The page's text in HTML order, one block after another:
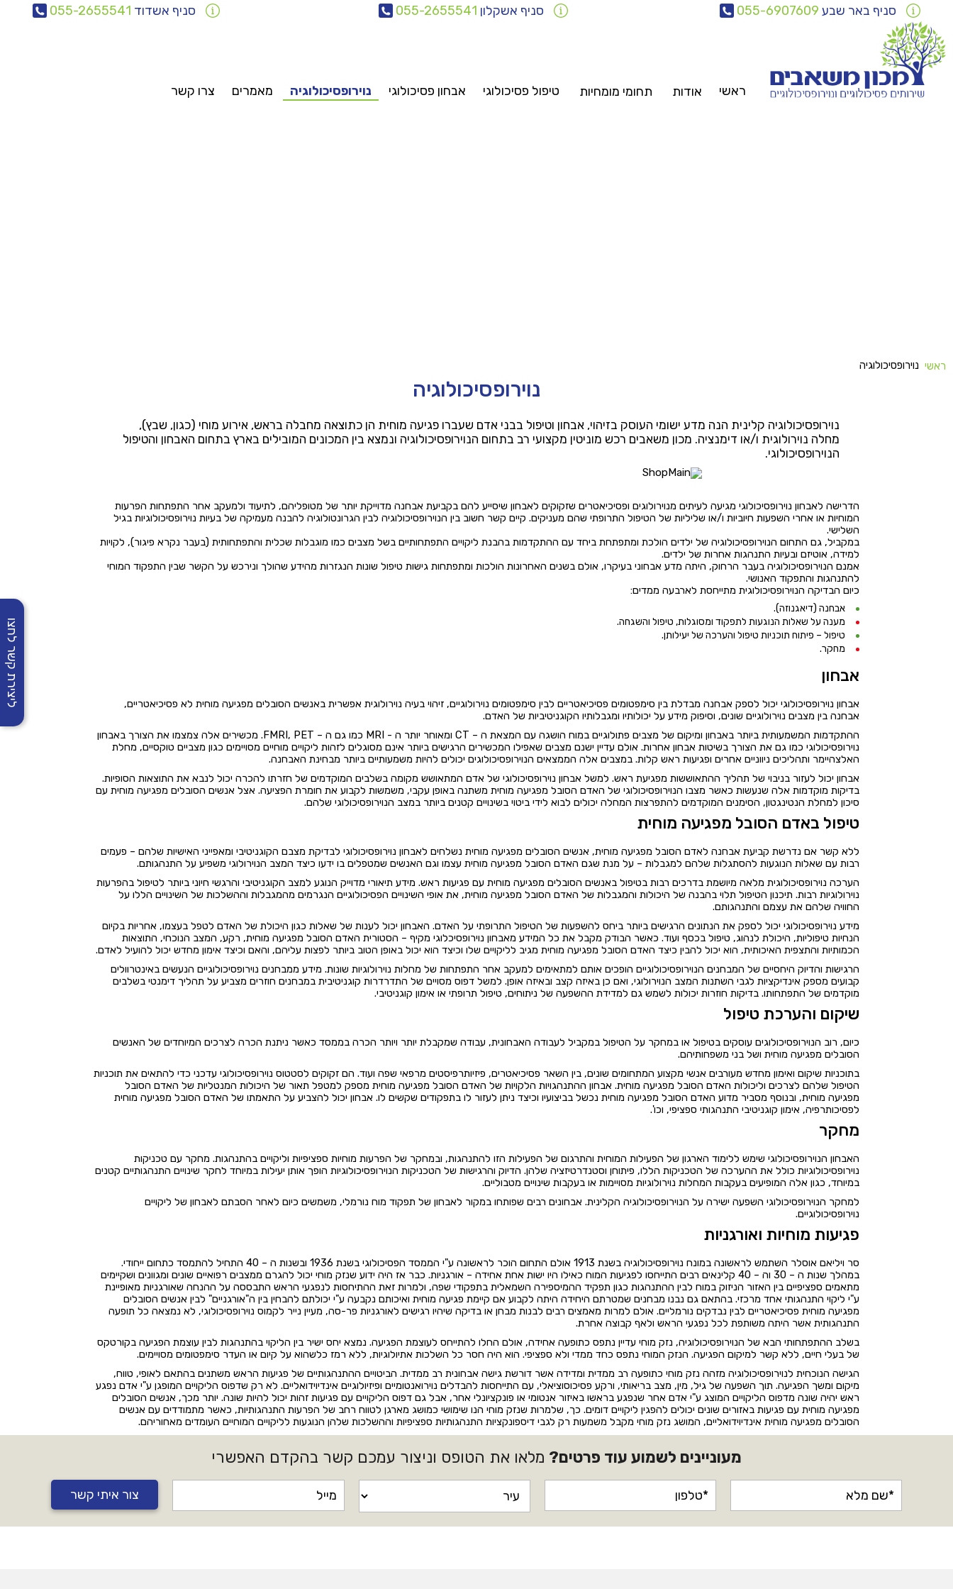
סניף באר שבע 055-6907609 סניף אשקלון 055-2655541 סניף אשדוד 055-2655541
ראשי אודות תחומי מומחיות טיפול פסיכולוגי אבחון פסיכולוגי נוירופסיכולוגיה מאמרים צרו קשר
ראשי נוירופסיכולוגיה
נוירופסיכולוגיה
נוירופסיכולוגיה קלינית הנה מדע ישומי העוסק בזיהוי, אבחון וטיפול בבני אדם שעברו פגיעה מוחית הן כתוצאה מחבלה בראש, אירוע מוחי (כגון, שבץ),
מחלה נוירולוגית ו/או דימנציה. מכון משאבים רכש מוניטין מקצועי רב בתחום הנוירופסיכולוגיה ונמצא בין המכונים המובילים בארץ בתחום האבחון והטיפול
הנוירופסיכולוגי.
הדרישה לאבחון נוירופסיכולוגי מגיעה לעיתים מנוירולוגים ופסיכיאטרים שזקוקים לאבחון שיסייע להם בקביעת אבחנה מדוייקת יותר של מטופליהם, לתיעוד ולמעקב אחר התפתחות הפרעות
המוחיות או אחרי השפעות חיוביות ו/או שליליות של הטיפול התרופתי שהם מעניקים. קיים קשר חשוב בין הנוירופסיכולוגיה לבין הגרונטולוגיה להבנה מעמיקה של בעיות נוירופסיכולוגיות בגיל
השלישי.
במקביל, גם התחום הנוירופסיכולוגיה של ילדים הולכת ומתפתחת ביחד עם ההתקדמות בהבנת ליקויים התפתחותיים בשל מצבים כמו מוגבלות שכלית והתפתחותית (בעבר נקרא פיגור), לקויות
למידה, אוטיזם ובעיות התנהגות אחרות של ילדים.
אמנם הנוירופסיכולוגיה בעבר הרחוק, היתה מדע אבחוני בעיקרו, אולם בשנים האחרונות הולכות ומתפתחות גישות טיפול שונות הנגזרות מהידע שהולך ונירכש על הקשר שבין התפקוד המוחי
להתנהגות והתפקוד האנושי.
כיום הבדיקה הנוירופסיכולוגית מתייחסת לארבעה ממדים:
אבחנה (דיאגנוזה).
מענה על שאלות הנוגעות לתפקוד ומסוגלות, טיפול והשגחה.
טיפול – פיתוח תוכניות טיפול והערכה של יעילותן.
מחקר.
אבחון
אבחון נוירופסיכולוגי יכול לספק אבחנה מבדלת בין סימפטומים פסיכיאטריים לבין סימפטומים נוירולוגיים, זיהוי בעיה נוירולוגית אפשרית באנשים הסובלים מפגיעה מוחית לא פסיכיאטריים,
אבחנה בין מצבים נוירולוגיים שונים, וסיפוק מידע על יכולותיו ומגבלותיו הקוגניטיביות של האדם.
ההתקדמות המשמעותית ביותר באבחון ומיקום של מצבים פתולוגיים במוח הושגה עם המצאת ה – CT ומאוחר יותר ה - MRI כמו גם ה – FMRI, PET. מכשירים אלה צמצמו את הצורך באבחון
נוירופסיכולוגי כמו גם את הצורך בשיטות אבחון אחרות. אולם עדיין ישנם מצבים שאפילו המכשירים הרגישים ביותר אינם מסוגלים לזהות ליקויים מוחיים מסויימים כגון מצביים טוקסיים, מחלת
האלצהיימר ותהליכים ניווניים אחרים ופגיעות ראש קלות. במצבים אלה הממצאים הנוירופסיכולוגים יכולים להיות משמעותיים ביותר מבחינת האבחנה.
אבחון יכול לעזור בניבוי של תהליך ההתאוששות מפגיעת ראש. למשל אבחון נוירופסיכולוגי של אדם המתאושש מקומה בשלבים המוקדמים של חזרתו להכרה יכול לנבא את התוצאות הסופיות.
בדיקות מוקדמות אלה שנעשות כאשר מצבו הנוירופסיכולוגי של האדם הסובל מפגיעה מוחית משתנה באופן עקבי, משמשות לקבוע את חומרת הפציעה. אצל אנשים הסובלים מפגיעה מוחית עם
סיכון למחלת הנטינגטון, הסימנים המוקדמים להתפרצות המחלה יכולים לבוא לידי ביטוי בשינויים קטנים ביותר במצב הנוירופסיכולוגי שלהם.
טיפול באדם הסובל מפגיעה מוחית
ללא קשר אם נדרשת קביעת אבחנה לאדם הסובל מפגיעה מוחית, אנשים הסובלים מפגיעה מוחית נשלחים לאבחון נוירופסיכולוגי לבדיקת מצבם הקוגניטיבי ומאפייני האישיות שלהם – פעמים
רבות עם שאלות הנוגעות להסתגלות שלהם למגבלות – על מנת שגם האדם הסובל מפגיעה מוחית עצמו וגם האנשים שמטפלים בו ידעו כיצד המצב הנוירולוגי משפיע על התנהגותם.
הערכה נוירופסיכולוגית מלאה מיושמת בדרכים רבות בטיפול באנשים הסובלים מפגיעה מוחית עם פגיעות ראש. מידע תיאורי מדוייק הנוגע למצב הקוגניטיבי והרגשי חיוני ביותר לטיפול בהפרעות
נוירולוגיות רבות. תיכנון הטיפול תלוי בהבנה של היכולות והמגבלות של האדם הסובל מפגיעה מוחית, את אופי השינויים הפסיכולוגיים הנגרמים מהמגבלות וההשלכות של השינויים הללו על
החוויה שלהם את עצמם והתנהגותם.
מידע נוירופסיכולוגי יכול לספק את הנתונים הרגישים ביותר ביחס להשפעות של הטיפול התרופתי על האדם. האבחון יכול לענות של שאלות כגון היכולת של האדם לטפל בעצמו, אחריות בקיום
הנחיות טיפוליות, היכולת לנהוג, טיפול בכסף ועוד. כאשר הבודק מקבל את כל המידע מאבחון נוירופסיכלוגי מקיף – הסטורית האדם הסובל מפגיעה מוחית, רקע, המצב הנוכחי, התוצאות
הכמותיות והתצפית האיכותית, הוא יכול להבין כיצד האדם הסובל מפגיעה מוחית מגיב לליקויים שלו וכיצד הוא יכול באופן הטוב ביותר לפצות עליהם, והאם וכיצד אימון מחדש יכול להועיל לאדם.
הרגישות והדיוק היחסיים של המבחנים הנוירופסיכולוגיים הופכים אותם למתאימים למעקב אחר התפתחות של מחלות נוירולוגיות שונות. מידע ממבחנים נוירופסיכולוגיים הנעשים באינטרוולים
קבועים מספק אינדיקציות לגבי השתנות המצב הנוירולוגי, ואם כן באיזה קצב ובאיזה אופן. למשל דפוס מסויים של התדרדרות קוגניטיבית במבחנים חוזרים מצביע על תהליך דימנטי בשלבים
מוקדמים של התפתחותו. בדיקות חוזרות יכולות לשמש גם למדידת ההשפעה של ניתוחים, טיפול תרופתי או אימון קוגניטיבי.
שיקום והערכת טיפול
כיום, רוב הנוירופסיכולוגים עוסקים בטיפול או במחקר על הטיפול במקביל לעבודה האבחונית, עבודה שמקבלת יותר ויותר הכרה בממסד כאשר ניתנת הכרה לצרכים המיוחדים של האנשים
הסובלים מפגיעה מוחית ושל בני משפחותיהם.
בתוכניות שיקום ואימון מחדש מעורבים אנשי מקצוע המתחומים שונים, בין השאר פסיכיאטרים, פיזיותרפיסטים מרפאי שפה ועוד. הם זקוקים לסטטוס נוירופסיכולוגי עדכני כדי להתאים את תוכניות
הטיפול שלהם לצרכים וליכולות האדם הסובל מפגיעה מוחית. אבחון ההתנהגויות הלקויות של האדם הסובל מפגיעה מוחית מספק למטפל תאור של היכולות המנטליות של האדם הסובל
מפגיעה מוחית, ובנוסף מסביר מדוע האדם הסובל מפגיעה מוחית נכשל בביצועיו וכיצד ניתן לעזור לו בתפקודים שקשים לו. אבחון יכול להצביע על התאמתו של האדם הסובל מפגיעה מוחית
לפסיכותרפיה, אימון קוגניטיבי התנהגותי ספציפי, וכו'.
מחקר
האבחון הנוירופסיכולוגי שימש ללימוד הארגון של הפעילות המוחית והתרגום של הפעילות הזו להתנהגות, ובמחקר של הפרעות מוחיות ספציפיות וליקויים בהתנהגות. מחקר עם טכניקות
נוירופסיכולוגיות כולל את ההערכה של הטכניקות הללו, פיתוחן וסטנדרטיזציה שלהן. הדיוק והרגישות של הטכניקות הנוירופסיכולוגיות הופך אותן יעילות במיוחד לחקר שינויים התנהגותיים קטנים
במיוחד, כגון אלה המופיעים בעקבות המחלות נוירולוגיות מסויימות או בעקבות שינויים מטבוליים.
למחקר הנוירופסיכולוגי השפעה ישירה על הנוירופסיכולוגיה הקלינית. אבחונים רבים שפותחו במקור לאבחון של תפקוד מוח נורמלי, משמשים כיום לאחר הסבתם לאבחון של ליקויים
נוירופסיכולוגיים.
פגיעות מוחיות ואורגניות
סר ויליאם אוסלר השתמש לראשונה במונח נוירופסיכולוגיה בשנת 1913 אולם התחום הוכר לראשונה ע"י הממסד הפסיכולוגי בשנת 1936 ובשנות ה – 40 התחיל להתמסד כתחום ייחודי.
במהלך שנות ה – 30 וה – 40 קלינאים רבים התייחסו לפגיעות המוח כאילו היו ישות אחת אחידה – אורגניות. כבר אז היה ידוע שנזק מוחי יכול להגרם ממצבים רפואיים שונים ומגוונים ושקיימים
מתאמים ספציפיים בין האזור הניזוק במוח לבין ההתנהגות כגון תפקיד ההמיספירה השמאלית בתפקודי שפה, ולמרות זאת ההתיחסות לנפגעי הראש התבססה על ההנחה שאורגניות מאופיינת
ע"י ליקוי התנהגותי אחד מרכזי. בהתאם גם נבנו מבחנים שמטרתם היחידה היתה לקבוע אם קיימת פגיעה מוחית ואיכותם נקבעה ע"י יכולתם להבחין בין ה"אורגניים" לבין אנשים הסובלים
מפגיעה מוחית פסיכיאטריים לבין נבדקים נורמליים. אולם למרות מאמצים רבים לבנות מבחן או בדיקה שיהיו רגישים לאורגניות פר-סה, מעיין נייר לקמוס נוירופסיכולוגי, לא נמצאה כל תופעה
התנהגותית אשר היתה משותפת לכל נפגעי הראש ולאף קבוצה אחרת.
בשלב ההתפתחותי הבא של הנוירופסיכולוגיה, נזק מוחי עדיין נתפס כתופעה אחידה, אולם החלו להתייחס לעוצמת הפגיעה. נמצא יחס ישיר בין הליקוי בהתנהגות לבין עוצמת הפגיעה בקורטקס
של בעלי חיים, ללא קשר למיקום הפגיעה. הנזק המוחי נתפס כחד ממדי ולא ספציפי. הוא היה חסר כל השלכות אתיולוגיות, ללא רמז כלשהוא על קיום או העדר סימפטומים מסויימים.
הגישה הנוכחית לנוירופסיכולוגיה מזהה נזק מוחי כתופעה רב ממדית ומדידה אשר דורשת גישה אבחונית רב ממדית. הביטויים ההתנהגותיים של פגיעות הראש משתנים בהתאם לאופי, טווח,
מיקום ומשך הפגיעה. תוך השפעה של גיל, מין, מצב בריאותי, ורקע פסיכוסוציאלי, עם התייחסות להבדלים נוירואנטומיים ופיזיולוגיים אינדיוידואליים. לא רק שדפוס הליקויים המופגן ע"י אדם נפגע
ראש יהיה שונה מדפוס הליקויים המוצג ע"י אדם אחר שנפגע בראשו באיזור אנטומי או פונקציונלי אחר, אבל גם דפוס הליקויים עם פגיעות זהות יכול להיות שונה. יותר מכך, אנשים הסובלים
מפגיעה מוחית עם פגיעות באזורים שונים יכולים להפגין ליקויים דומים. כך, שלמרות שנזק מוחי הנו שימושי כמושג מארגן לטווח רחב של הפרעות התנהגותיות, כאשר מתמודדים עם אנשים
הסובלים מפגיעה מוחית אינדיוידואליים, המושג נזק מוחי מקבל משמעות רק לגבי דיספונקציות התנהגותיות ספציפיות וההשלכות שלהן הנוגעות לליקויים המוחיים העומדים מאחוריהם.
מעוניינים לשמוע עוד פרטים? מלאו את הטופס וניצור עמכם קשר בהקדם האפשרי
צור איתי קשר
ליצירת קשר לחצו